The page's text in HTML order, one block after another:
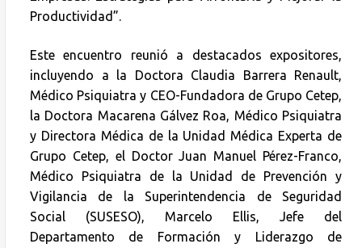
Productividad”.
Este encuentro reunió a destacados expositores,
incluyendo a la Doctora Claudia Barrera Renault,
Médico Psiquiatra y CEO-Fundadora de Grupo Cetep,
la Doctora Macarena Gálvez Roa, Médico Psiquiatra
y Directora Médica de la Unidad Médica Experta de
Grupo Cetep, el Doctor Juan Manuel Pérez-Franco,
Médico Psiquiatra de la Unidad de Prevención y
Vigilancia de la Superintendencia de Seguridad
Social (SUSESO), Marcelo Ellis, Jefe del
Departamento de Formación y Liderazgo de